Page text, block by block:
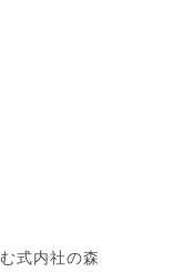
式内社の森